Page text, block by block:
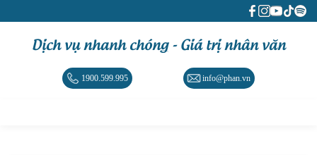
Dịch vụ nhanh chóng - Giá trị nhân văn
1900.599.995 info@phan.vn